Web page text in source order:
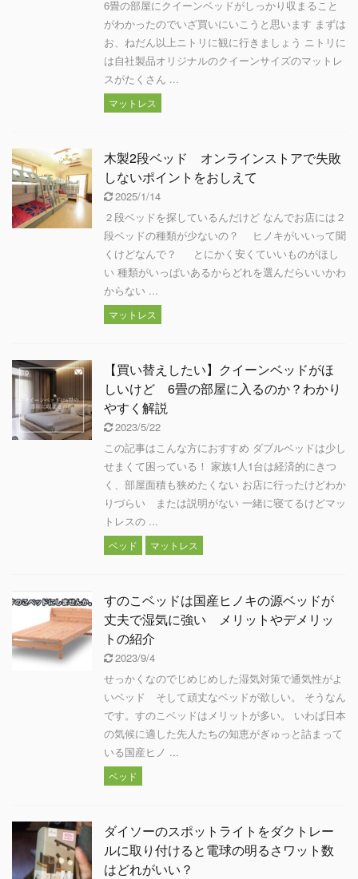
6畳の部屋にクイーンベッドがしっかり収まること
がわかったのでいざ買いにいこうと思います まずは
お、ねだん以上ニトリに観に行きましょう ニトリに
は自社製品オリジナルのクイーンサイズのマットレ
スがたくさん ...
マットレス
木製2段ベッド オンラインストアで失敗
しないポイントをおしえて
2025/1/14
２段ベッドを探しているんだけど なんでお店には２
段ベッドの種類が少ないの？ ヒノキがいいって聞
くけどなんで？ とにかく安くていいものがほし
い 種類がいっぱいあるからどれを選んだらいいかわ
からない ...
マットレス
【買い替えしたい】クイーンベッドがほ
しいけど 6畳の部屋に入るのか？わかり
やすく解説
2023/5/22
この記事はこんな方におすすめ ダブルベッドは少し
せまくて困っている！ 家族1人1台は経済的にきつ
く、部屋面積も狭めたくない お店に行ったけどわか
りづらい または説明がない 一緒に寝てるけどマッ
トレスの ...
ベッド マットレス
すのこベッドは国産ヒノキの源ベッドが
丈夫で湿気に強い メリットやデメリッ
トの紹介
2023/9/4
せっかくなのでじめじめした湿気対策で通気性がよ
いベッド そして頑丈なベッドが欲しい。 そうなん
です。すのこベッドはメリットが多い。 いわば日本
の気候に適した先人たちの知恵がぎゅっと詰まって
いる国産ヒノ ...
ベッド
ダイソーのスポットライトをダクトレー
ルに取り付けると電球の明るさワット数
はどれがいい？